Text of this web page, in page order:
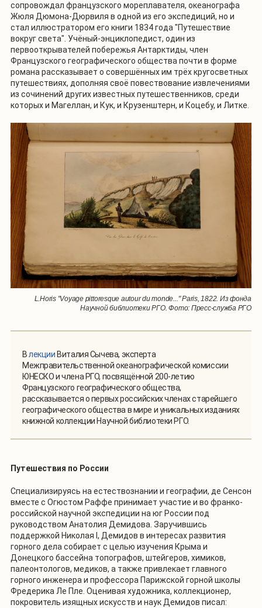
сопровождал французского мореплавателя, океанографа
Жюля Дюмона-Дюрвиля в одной из его экспедиций, но и
стал иллюстратором его книги 1834 года "Путешествие
вокруг света". Учёный-энциклопедист, один из
первооткрывателей побережья Антарктиды, член
Французского географического общества почти в форме
романа рассказывает о совершённых им трёх кругосветных
путешествиях, дополняя своё повествование извлечениями
из сочинений других известных путешественников, среди
которых и Магеллан, и Кук, и Крузенштерн, и Коцебу, и Литке.
L.Horis "Voyage pittoresque autour du monde..." Paris, 1822. Из фонда
Научной библиотеки РГО. Фото: Пресс-служба РГО
Влекции Виталия Сычева, эксперта
Межправительственной океанографической комиссии
ЮНЕСКО и члена РГО, посвящённой 200-летию
Французского географического общества,
рассказывается о первых российских членах старейшего
географического общества в мире и уникальных изданиях
книжной коллекции Научной библиотеки РГО.
Путешествия по России
Специализируясь на естествознании и географии, де Сенсон
вместе с Огюстом Раффе принимает участие и во франко-
российской научной экспедиции на юг России под
руководством Анатолия Демидова. Заручившись
поддержкой Николая I, Демидов в интересах развития
горного дела собирает с целью изучения Крыма и
Донецкого бассейна топографов, штейгеров, химиков,
палеонтологов, медиков, а также привлекает главного
горного инженера и профессора Парижской горной школы
Фредерика Ле Пле. Оценивая художника, коллекционер,
покровитель изящных искусств и наук Демидов писал: